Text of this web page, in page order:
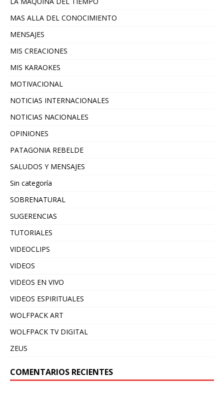
MAS ALLA DEL CONOCIMIENTO
MENSAJES
MIS CREACIONES
MIS KARAOKES
MOTIVACIONAL
NOTICIAS INTERNACIONALES
NOTICIAS NACIONALES
OPINIONES
PATAGONIA REBELDE
SALUDOS Y MENSAJES
Sin categoría
SOBRENATURAL
SUGERENCIAS
TUTORIALES
VIDEOCLIPS
VIDEOS
VIDEOS EN VIVO
VIDEOS ESPIRITUALES
WOLFPACK ART
WOLFPACK TV DIGITAL
ZEUS
COMENTARIOS RECIENTES